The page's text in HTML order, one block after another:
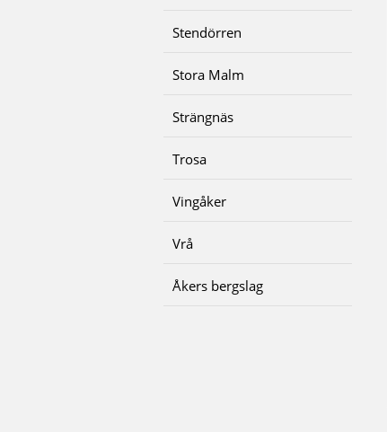
Stendörren
Stora Malm
Strängnäs
Trosa
Vingåker
Vrå
Åkers bergslag